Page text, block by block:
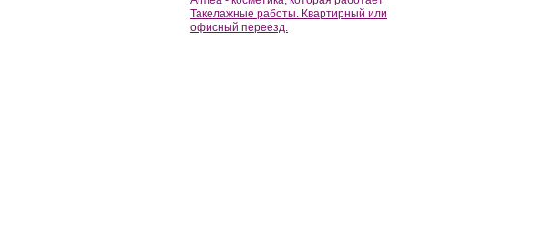
Такелажные работы. Квартирный или
офисный переезд.